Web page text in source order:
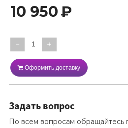
10 950₽
− +
Оформить доставку
Задать вопрос
По всем вопросам обращайтесь